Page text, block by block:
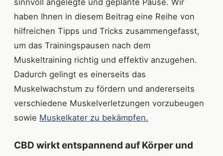
sinnvoll angelegte und geplante Pause. Wir
haben Ihnen in diesem Beitrag eine Reihe von
hilfreichen Tipps und Tricks zusammengefasst,
um das Trainingspausen nach dem
Muskeltraining richtig und effektiv anzugehen.
Dadurch gelingt es einerseits das
Muskelwachstum zu fördern und andererseits
verschiedene Muskelverletzungen vorzubeugen
sowie Muskelkater zu bekämpfen.
CBD wirkt entspannend auf Körper und